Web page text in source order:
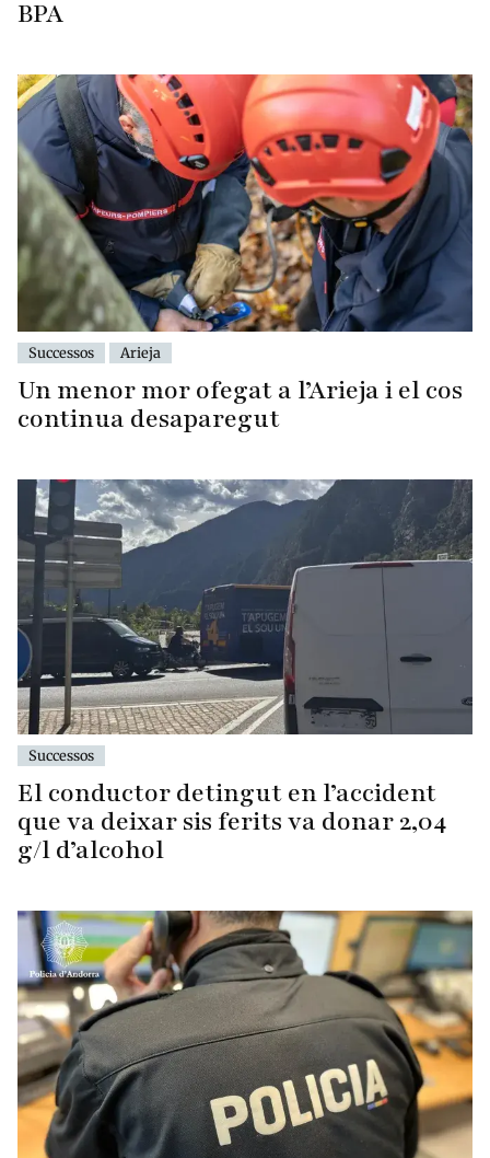
BPA
Successos Arieja
Un menor mor ofegat a l’Arieja i el cos
continua desaparegut
Successos
El conductor detingut en l’accident
que va deixar sis ferits va donar 2,04
g/l d’alcohol